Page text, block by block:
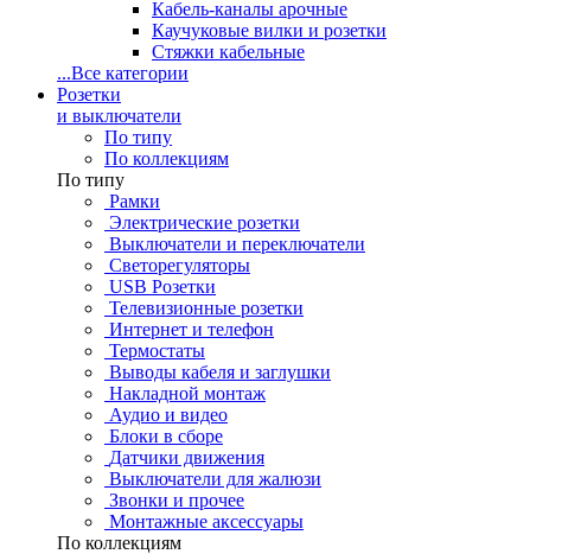
Кабель-каналы арочные
Каучуковые вилки и розетки
Стяжки кабельные
...Все категории
Розетки
и выключатели
По типу
По коллекциям
По типу
Рамки
Электрические розетки
Выключатели и переключатели
Светорегуляторы
USB Розетки
Телевизионные розетки
Интернет и телефон
Термостаты
Выводы кабеля и заглушки
Накладной монтаж
Аудио и видео
Блоки в сборе
Датчики движения
Выключатели для жалюзи
Звонки и прочее
Монтажные аксессуары
По коллекциям